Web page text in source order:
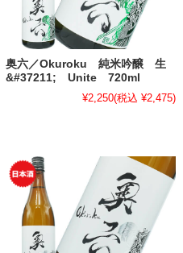
奥六／Okuroku 純米吟醸 生
&#37211; Unite 720ml
¥2,250(税込 ¥2,475)